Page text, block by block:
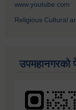
www.youtube.com
Religious Cultural